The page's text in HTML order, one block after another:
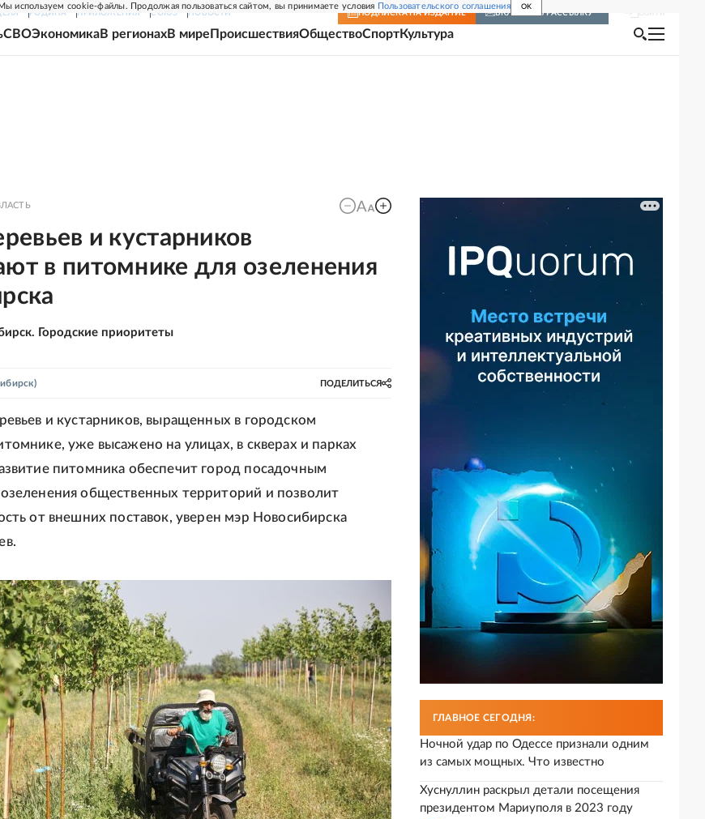
Мы используем cookie-файлы. Продолжая пользоваться сайтом, вы принимаете условия Пользовательского соглашения OK
РОДИНА ПРИЛОЖЕНИЯ СОЮЗ НОВОСТИ ПОДПИСКА НА ИЗДАНИЕ ВКЛЮЧИТЬ РАССЫЛКУ
СВОЭкономикаВ регионахВ мире ПроисшествияОбществоСпортКультура
и кустарников
в питомнике для озеленения
Городские приоритеты
ПОДЕЛИТЬСЯ
и кустарников, выращенных в городском
уже высажено на улицах, в скверах и парках
питомника обеспечит город посадочным
общественных территорий и позволит
от внешних поставок, уверен мэр Новосибирска
ГЛАВНОЕ СЕГОДНЯ:
Ночной удар по Одессе признали одним
из самых мощных. Что известно
Хуснуллин раскрыл детали посещения
президентом Мариуполя в 2023 году